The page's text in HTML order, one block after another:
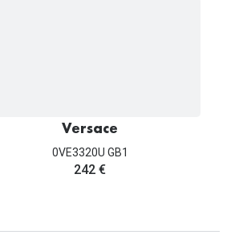
Versace
0VE3320U GB1
242 €